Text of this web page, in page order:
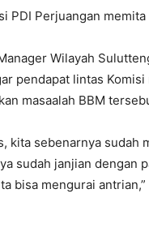
PDI Perjuangan
Wilayah
pendapat lintas
masaalah BBM
kita sebenarnya sudah
sudah janjian dengan
bisa mengurai